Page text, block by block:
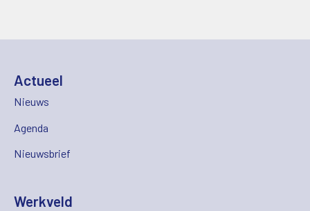
Actueel
Nieuws
Agenda
Nieuwsbrief
Werkveld